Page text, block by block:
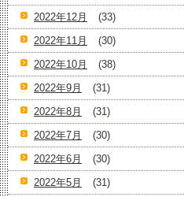
2022年12月
(33)
2022年11月
(30)
2022年10月
(38)
2022年9月
(31)
2022年8月
(31)
2022年7月
(30)
2022年6月
(30)
2022年5月
(31)